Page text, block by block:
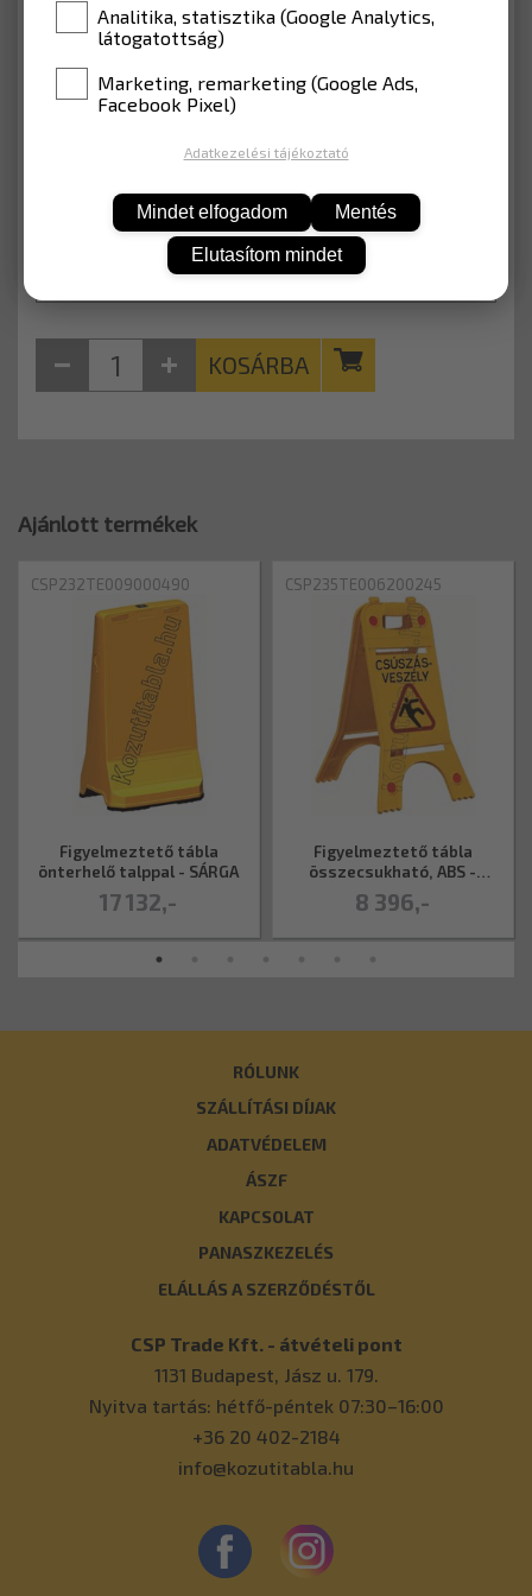
Ajánlott kiegészítők
Válassz kiegészítőt
Nettó: 15 705 Ft
KOSÁRBA
Ajánlott termékek
CSP232TE009000490
17 132,-
Figyelmeztető tábla
önterhelő talppal - SÁRGA
CSP235TE006200245
8 396,-
Figyelmeztető tábla
összecsukható, ABS -
SÁRGA, MATRICÁVAL
RÓLUNK
SZÁLLÍTÁSI DÍJAK
ADATVÉDELEM
ÁSZF
KAPCSOLAT
PANASZKEZELÉS
ELÁLLÁS A SZERZŐDÉSTŐL
CSP Trade Kft. - átvételi pont
1131 Budapest, Jász u. 179.
Nyitva tartás: hétfő-péntek 07:30–16:00
+36 20 402-2184
info@kozutitabla.hu
Analitika, statisztika (Google Analytics,
látogatottság)
Marketing, remarketing (Google Ads,
Facebook Pixel)
Adatkezelési tájékoztató
Mindet elfogadom Mentés
Elutasítom mindet